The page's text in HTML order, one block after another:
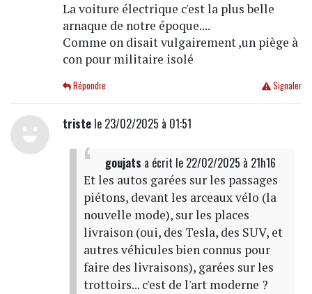
La voiture électrique c'est la plus belle
arnaque de notre époque....
Comme on disait vulgairement ,un piège à
con pour militaire isolé
Signaler
Répondre
tristele 23/02/2025 à 01:51
goujats a écrit le 22/02/2025 à 21h16
Et les autos garées sur les passages
piétons, devant les arceaux vélo (la
nouvelle mode), sur les places
livraison (oui, des Tesla, des SUV, et
autres véhicules bien connus pour
faire des livraisons), garées sur les
trottoirs... c'est de l'art moderne ?